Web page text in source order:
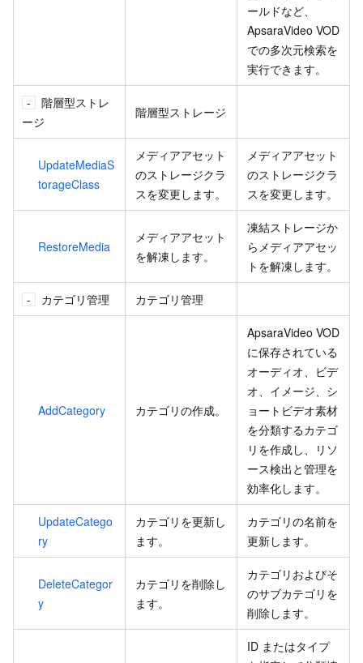
ールドなど、
ApsaraVideo VOD
での多次元検索を
実行できます。
階層型ストレ
ージ
階層型ストレージ
UpdateMediaS
torageClass
メディアアセット
のストレージクラ
スを変更します。
メディアアセット
のストレージクラ
スを変更します。
RestoreMedia
メディアアセット
を解凍します。
凍結ストレージか
らメディアアセッ
トを解凍します。
カテゴリ管理 カテゴリ管理
AddCategory カテゴリの作成。
ApsaraVideo VOD
に保存されている
オーディオ、ビデ
オ、イメージ、シ
ョートビデオ素材
を分類するカテゴ
リを作成し、リソ
ース検出と管理を
効率化します。
UpdateCatego
ry
カテゴリを更新し
ます。
カテゴリの名前を
更新します。
DeleteCategor
y
カテゴリを削除し
ます。
カテゴリおよびそ
のサブカテゴリを
削除します。
ID またはタイプ